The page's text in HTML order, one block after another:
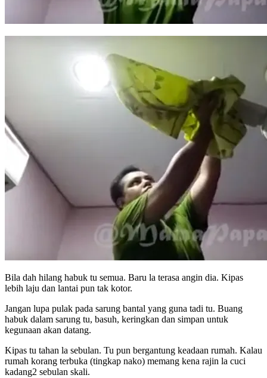
Bila dah hilang habuk tu semua. Baru la terasa angin dia. Kipas
lebih laju dan lantai pun tak kotor.
Jangan lupa pulak pada sarung bantal yang guna tadi tu. Buang
habuk dalam sarung tu, basuh, keringkan dan simpan untuk
kegunaan akan datang.
Kipas tu tahan la sebulan. Tu pun bergantung keadaan rumah. Kalau
rumah korang terbuka (tingkap nako) memang kena rajin la cuci
kadang2 sebulan skali.